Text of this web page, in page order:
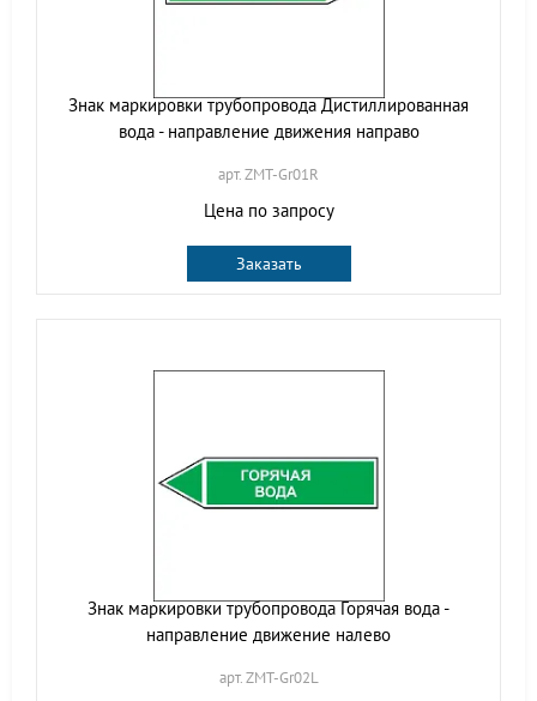
Знак маркировки трубопровода Дистиллированная
вода - направление движения направо
арт. ZMT-Gr01R
Цена по запросу
Заказать
Знак маркировки трубопровода Горячая вода -
направление движение налево
арт. ZMT-Gr02L